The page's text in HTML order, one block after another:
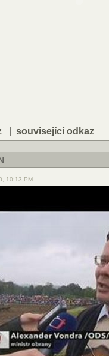
| související odkaz
10:13 PM